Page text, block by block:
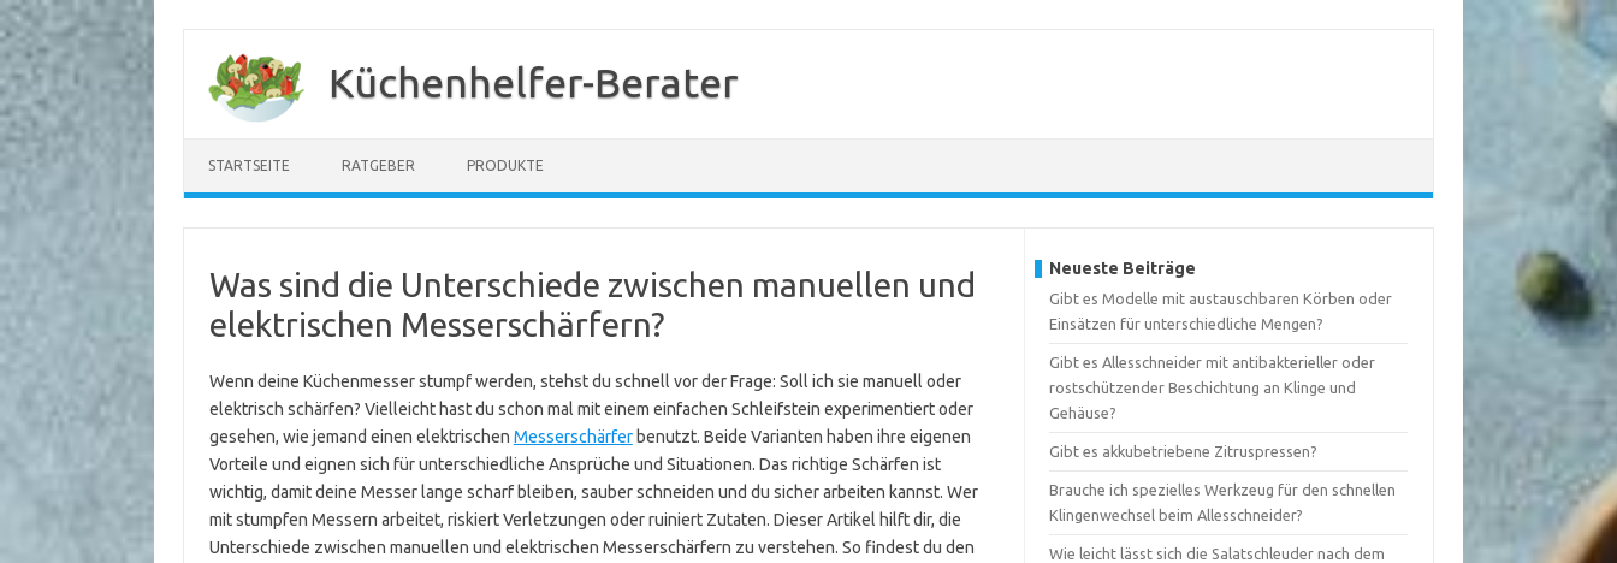
springen
Küchenhelfer-Berater
STARTSEITE RATGEBER PRODUKTE
Was sind die Unterschiede zwischen manuellen und
elektrischen Messerschärfern?
Wenn deine Küchenmesser stumpf werden, stehst du schnell vor der Frage: Soll ich sie manuell oder
elektrisch schärfen? Vielleicht hast du schon mal mit einem einfachen Schleifstein experimentiert oder
gesehen, wie jemand einen elektrischen Messerschärferbenutzt. Beide Varianten haben ihre eigenen
Vorteile und eignen sich für unterschiedliche Ansprüche und Situationen. Das richtige Schärfen ist
wichtig, damit deine Messer lange scharf bleiben, sauber schneiden und du sicher arbeiten kannst. Wer
mit stumpfen Messern arbeitet, riskiert Verletzungen oder ruiniert Zutaten. Dieser Artikel hilft dir, die
Unterschiede zwischen manuellen und elektrischen Messerschärfern zu verstehen. So findest du den
Neueste Beiträge
Gibt es Modelle mit austauschbaren Körben oder
Einsätzen für unterschiedliche Mengen?
Gibt es Allesschneider mit antibakterieller oder
rostschützender Beschichtung an Klinge und
Gehäuse?
Gibt es akkubetriebene Zitruspressen?
Brauche ich spezielles Werkzeug für den schnellen
Klingenwechsel beim Allesschneider?
Wie leicht lässt sich die Salatschleuder nach dem